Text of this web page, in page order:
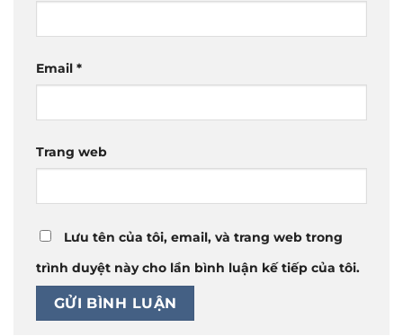
Email *
Trang web
Lưu tên của tôi, email, và trang web trong
trình duyệt này cho lần bình luận kế tiếp của tôi.